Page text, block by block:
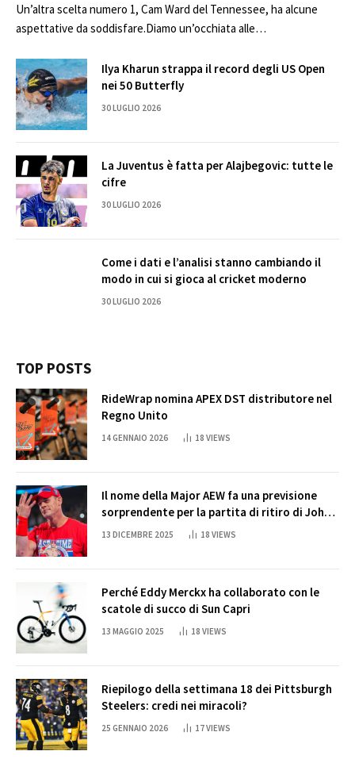
Un’altra scelta numero 1, Cam Ward del Tennessee, ha alcune
aspettative da soddisfare.Diamo un’occhiata alle…
Ilya Kharun strappa il record degli US Open
nei 50 Butterfly
30 LUGLIO 2026
La Juventus è fatta per Alajbegovic: tutte le
cifre
30 LUGLIO 2026
Come i dati e l’analisi stanno cambiando il
modo in cui si gioca al cricket moderno
30 LUGLIO 2026
TOP POSTS
RideWrap nomina APEX DST distributore nel
Regno Unito
14 GENNAIO 2026 18 VIEWS
Il nome della Major AEW fa una previsione
sorprendente per la partita di ritiro di John
Cena
13 DICEMBRE 2025 18 VIEWS
Perché Eddy Merckx ha collaborato con le
scatole di succo di Sun Capri
13 MAGGIO 2025 18 VIEWS
Riepilogo della settimana 18 dei Pittsburgh
Steelers: credi nei miracoli?
25 GENNAIO 2026 17VIEWS